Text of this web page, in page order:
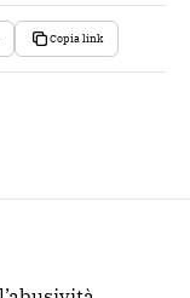
Copia link